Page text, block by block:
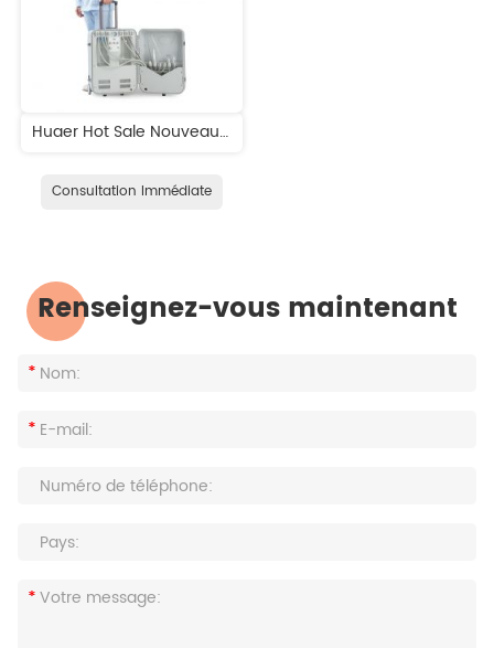
Huaer Hot Sale Nouveaux produits Unité dentaire portable
Consultation Immédiate
Renseignez-vous maintenant